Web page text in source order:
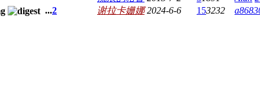
...2 谢拉卡姗娜 2024-6-6 153232